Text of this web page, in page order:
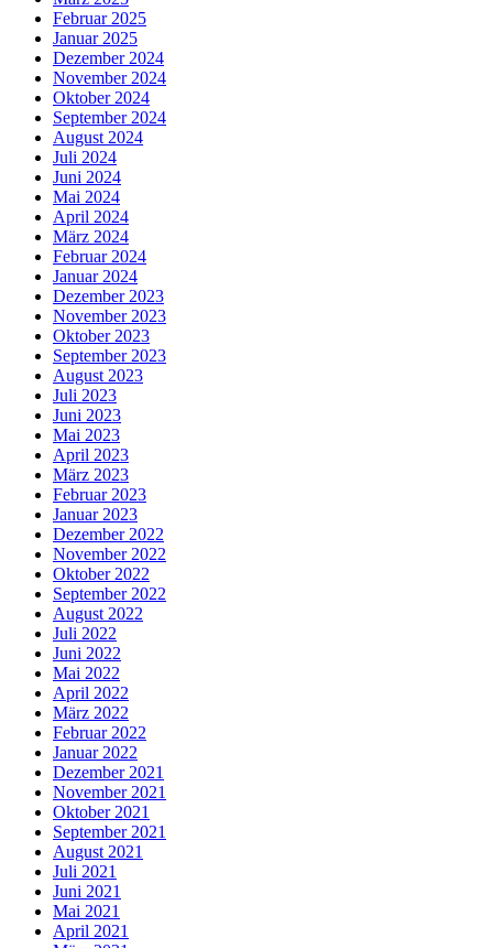
Februar 2025
Januar 2025
Dezember 2024
November 2024
Oktober 2024
September 2024
August 2024
Juli 2024
Juni 2024
Mai 2024
April 2024
März 2024
Februar 2024
Januar 2024
Dezember 2023
November 2023
Oktober 2023
September 2023
August 2023
Juli 2023
Juni 2023
Mai 2023
April 2023
März 2023
Februar 2023
Januar 2023
Dezember 2022
November 2022
Oktober 2022
September 2022
August 2022
Juli 2022
Juni 2022
Mai 2022
April 2022
März 2022
Februar 2022
Januar 2022
Dezember 2021
November 2021
Oktober 2021
September 2021
August 2021
Juli 2021
Juni 2021
Mai 2021
April 2021